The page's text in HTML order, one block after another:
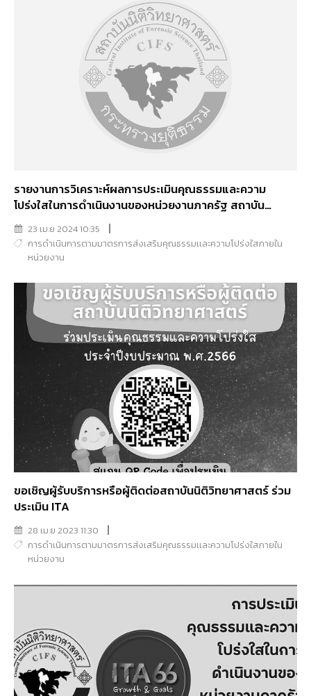
รายงานการวิเคราะห์ผลการประเมินคุณธรรมและความ
โปร่งใสในการดำเนินงานของหน่วยงานภาครัฐ สถาบัน
นิติวิทยาศาสตร์ ประจำปีงบประมาณ พ.ศ.2566
23 เม.ย 2024 10:35
การดำเนินการตามมาตรการส่งเสริมคุณธรรมเเละความโปร่งใสภายใน
หน่วยงาน
ขอเชิญผู้รับบริการหรือผู้ติดต่อสถาบันนิติวิทยาศาสตร์ ร่วม
ประเมิน ITA
28 เม.ย 2023 11:30
การดำเนินการตามมาตรการส่งเสริมคุณธรรมเเละความโปร่งใสภายใน
หน่วยงาน